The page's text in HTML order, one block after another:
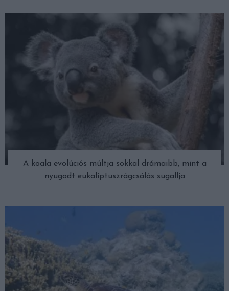
A koala evolúciós múltja sokkal drámaibb, mint a
nyugodt eukaliptuszrágcsálás sugallja